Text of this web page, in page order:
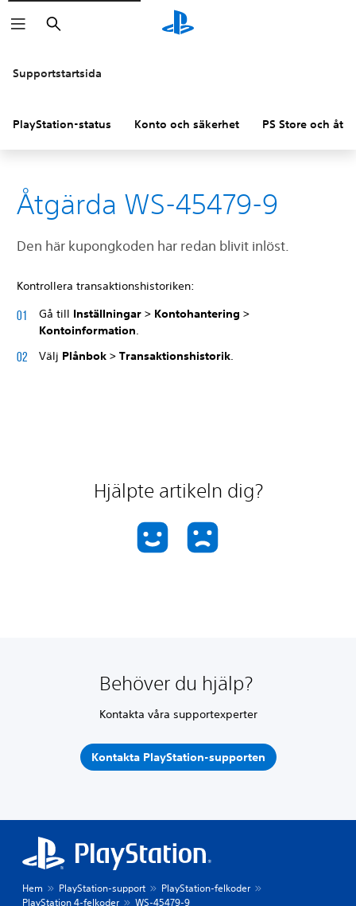
Sök
Supportstartsida
PlayStation-status Konto och säkerhet PS Store och
Åtgärda WS-45479-9
Den här kupongkoden har redan blivit inlöst.
Kontrollera transaktionshistoriken:
Gå till Inställningar > Kontohantering >
Kontoinformation.
Välj Plånbok > Transaktionshistorik
Hjälpte artikeln dig?
Behöver du hjälp?
Kontakta våra supportexperter
Kontakta PlayStation-supporten
Hem PlayStation-support
PlayStation-felkoder
PlayStation 4-felkoder
WS-45479-9